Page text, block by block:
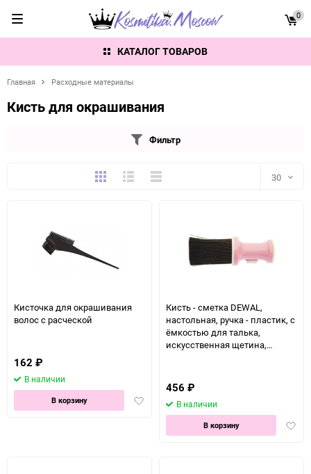
КАТАЛОГ ТОВАРОВ
0
Главная Расходные материалы
Кисть для окрашивания
Фильтр
ПлиткаПодробноКомпактно 30
60
Кисточка для окрашивания
волос с расческой
162 ₽
В наличии
Добавить
В корзину
Кисть - сметка DEWAL,
настольная, ручка - пластик, с
ёмкостью для талька,
искусственная щетина,
456 ₽
В наличии
В корзину